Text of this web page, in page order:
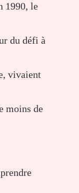
1990, le
du défi à
vivaient
moins de